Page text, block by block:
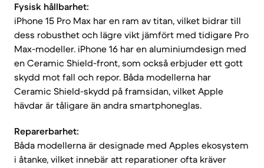
Fysisk hållbarhet:
iPhone 15 Pro Max har en ram av titan, vilket bidrar till
dess robusthet och lägre vikt jämfört med tidigare Pro
Max-modeller. iPhone 16 har en aluminiumdesign med
en Ceramic Shield-front, som också erbjuder ett gott
skydd mot fall och repor. Båda modellerna har
Ceramic Shield-skydd på framsidan, vilket Apple
hävdar är tåligare än andra smartphoneglas.
Reparerbarhet:
Båda modellerna är designade med Apples ekosystem
i åtanke, vilket innebär att reparationer ofta kräver